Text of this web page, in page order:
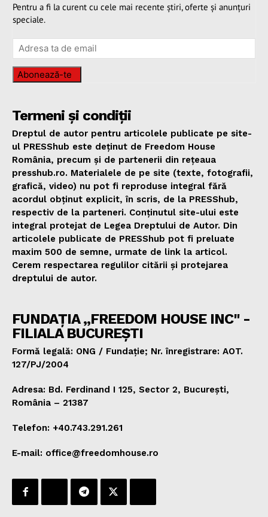
Pentru a fi la curent cu cele mai recente știri, oferte și anunțuri
speciale.
Abonează-te
Termeni și condiții
Dreptul de autor pentru articolele publicate pe site-
ul PRESShub este deținut de Freedom House
România, precum și de partenerii din rețeaua
presshub.ro. Materialele de pe site (texte, fotografii,
grafică, video) nu pot fi reproduse integral fără
acordul obținut explicit, în scris, de la PRESShub,
respectiv de la parteneri. Conținutul site-ului este
integral protejat de Legea Dreptului de Autor. Din
articolele publicate de PRESShub pot fi preluate
maxim 500 de semne, urmate de link la articol.
Cerem respectarea regulilor citării și protejarea
dreptului de autor.
FUNDAȚIA „FREEDOM HOUSE INC" -
FILIALA BUCUREȘTI
Formă legală: ONG / Fundație; Nr. înregistrare: AOT.
127/PJ/2004
Adresa: Bd. Ferdinand I 125, Sector 2, București,
România – 21387
Telefon: +40.743.291.261
E-mail: office@freedomhouse.ro